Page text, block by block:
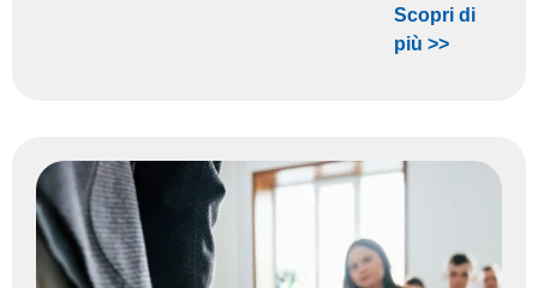
Scopri di
più >>